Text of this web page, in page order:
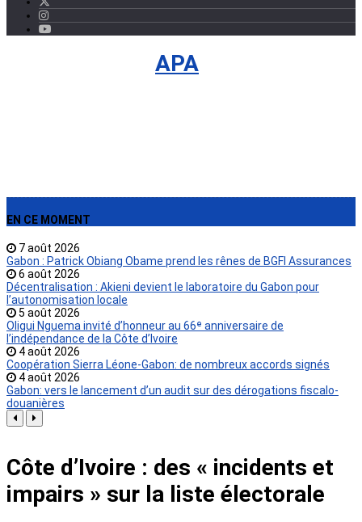
APA
EN CE MOMENT
7 août 2026
Gabon : Patrick Obiang Obame prend les rênes de BGFI Assurances
6 août 2026
Décentralisation : Akieni devient le laboratoire du Gabon pour
l’autonomisation locale
5 août 2026
Oligui Nguema invité d’honneur au 66ᵉ anniversaire de
l’indépendance de la Côte d’Ivoire
4 août 2026
Coopération Sierra Léone-Gabon: de nombreux accords signés
4 août 2026
Gabon: vers le lancement d’un audit sur des dérogations fiscalo-
douanières
Côte d’Ivoire : des « incidents et
impairs » sur la liste électorale